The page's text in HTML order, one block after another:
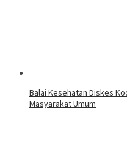
Balai Kesehatan Diskes
Masyarakat Umum